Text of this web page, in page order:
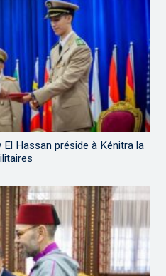
Hassan préside à Kénitra la